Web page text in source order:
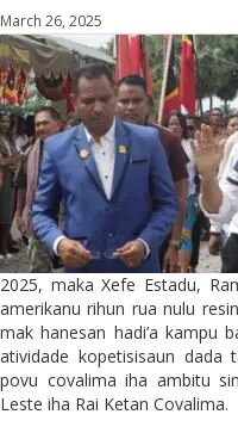
March 26, 2025
2025, maka Xefe Estadu,
amerikanu rihun rua nulu
mak hanesan hadi’a kampu
atividade kopetisisaun
povu covalima iha ambitu
Leste iha Rai Ketan Covalima.